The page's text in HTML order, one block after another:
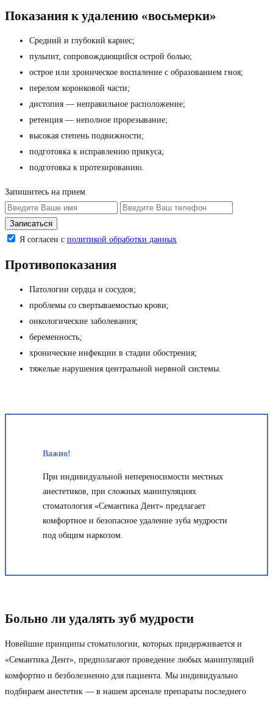
Показания к удалению «восьмерки»
Средний и глубокий кариес;
пульпит, сопровождающийся острой болью;
острое или хроническое воспаление с образованием гноя;
перелом коронковой части;
дистопия — неправильное расположение;
ретенция — неполное прорезывание;
высокая степень подвижности;
подготовка к исправлению прикуса;
подготовка к протезированию.
Запишитесь на прием
Я согласен с политикой обработки данных
Противопоказания
Патологии сердца и сосудов;
проблемы со свертываемостью крови;
онкологические заболевания;
беременность;
хронические инфекции в стадии обострения;
тяжелые нарушения центральной нервной системы.
Важно!
При индивидуальной непереносимости местных
анестетиков, при сложных манипуляциях
стоматология «Семантика Дент» предлагает
комфортное и безопасное удаление зуба мудрости
под общим наркозом.
Больно ли удалять зуб мудрости
Новейшие принципы стоматологии, которых придерживается и
«Семантика Дент», предполагают проведение любых манипуляций
комфортно и безболезненно для пациента. Мы индивидуально
подбираем анестетик — в нашем арсенале препараты последнего